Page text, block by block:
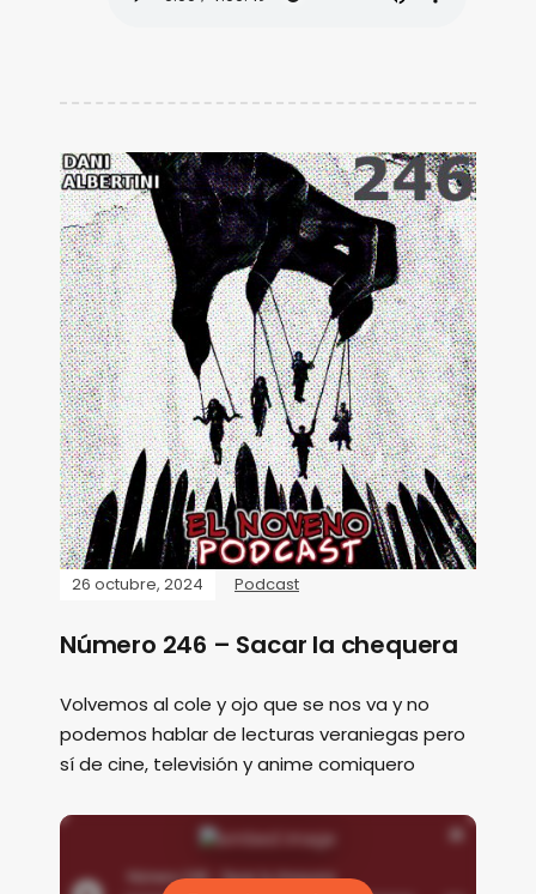
26 octubre, 2024 Podcast
Número 246 – Sacar la chequera
Volvemos al cole y ojo que se nos va y no
podemos hablar de lecturas veraniegas pero
sí de cine, televisión y anime comiquero